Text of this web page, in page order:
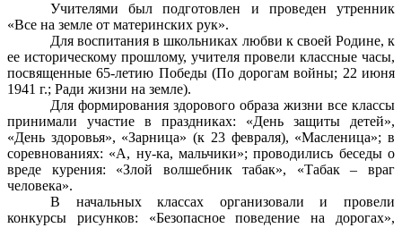
Учителями был подготовлен и проведен утренник
«Все на земле от материнских рук».
Для воспитания в школьниках любви к своей Родине, к
ее историческому прошлому, учителя провели классные часы,
посвященные 65-летию Победы (По дорогам войны; 22 июня
1941 г.; Ради жизни на земле).
Для формирования здорового образа жизни все классы
принимали участие в праздниках: «День защиты детей»,
«День здоровья», «Зарница» (к 23 февраля), «Масленица»; в
соревнованиях: «А, ну-ка, мальчики»; проводились беседы о
вреде курения: «Злой волшебник табак», «Табак – враг
человека».
В начальных классах организовали и провели
конкурсы рисунков: «Безопасное поведение на дорогах»,